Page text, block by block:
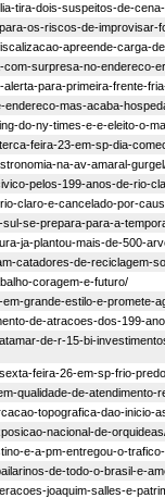
tira-dois-suspeitos-de-
os-riscos-de-improvisar-
apreende-carga-
surpresa-no-endereco-
para-primeira-frente-
mas-acaba-
do-ny-times-e-e-eleito-o-
feira-23-em-sp-dia-
na-av-amaral-
pelos-199-anos-de-rio-
claro-e-cancelado-por-
se-prepara-para-a-
ja-plantou-mais-de-500-
catadores-de-reciclagem-
coragem-e-futuro/
grande-estilo-e-
de-atracoes-dos-199-
de-r-15-bi-
feira-26-em-sp-frio-
qualidade-de-atendimento-
topografica-dao-inicio-
nacional-de-
e-a-pm-entregou-o-
de-todo-o-brasil-e-
joaquim-salles-e-